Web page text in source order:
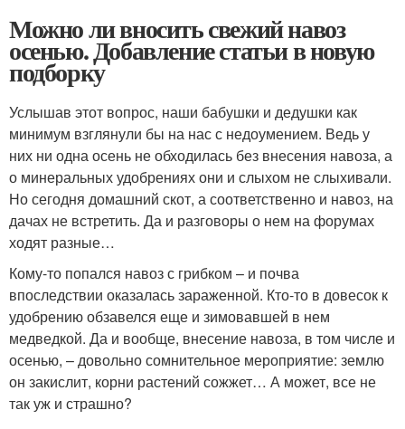
Можно ли вносить свежий навоз
осенью. Добавление статьи в новую
подборку
Услышав этот вопрос, наши бабушки и дедушки как
минимум взглянули бы на нас с недоумением. Ведь у
них ни одна осень не обходилась без внесения навоза, а
о минеральных удобрениях они и слыхом не слыхивали.
Но сегодня домашний скот, а соответственно и навоз, на
дачах не встретить. Да и разговоры о нем на форумах
ходят разные…
Кому-то попался навоз с грибком – и почва
впоследствии оказалась зараженной. Кто-то в довесок к
удобрению обзавелся еще и зимовавшей в нем
медведкой. Да и вообще, внесение навоза, в том числе и
осенью, – довольно сомнительное мероприятие: землю
он закислит, корни растений сожжет… А может, все не
так уж и страшно?